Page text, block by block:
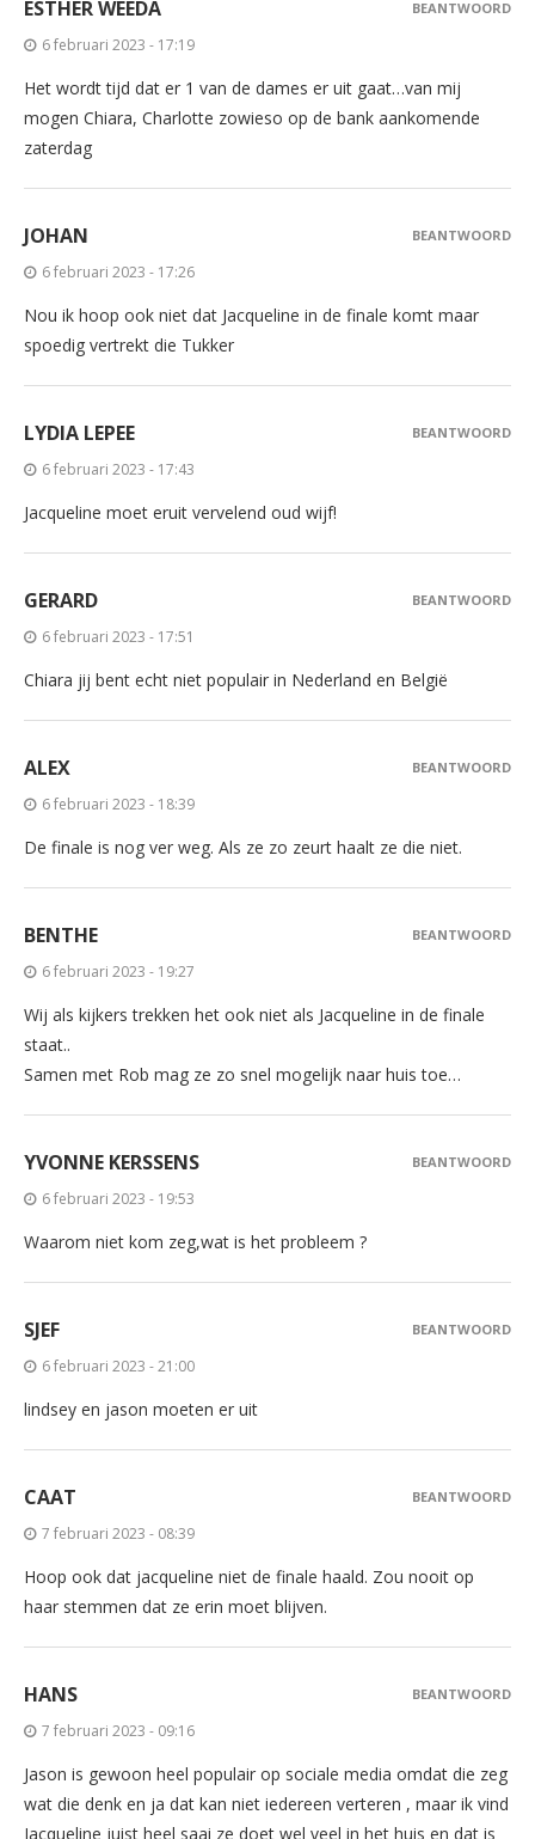
ESTHER WEEDA
6 februari 2023 - 17:19
Het wordt tijd dat er 1 van de dames er uit gaat…van mij
mogen Chiara, Charlotte zowieso op de bank aankomende
zaterdag
BEANTWOORD
JOHAN
6 februari 2023 - 17:26
Nou ik hoop ook niet dat Jacqueline in de finale komt maar
spoedig vertrekt die Tukker
BEANTWOORD
LYDIA LEPEE
6 februari 2023 - 17:43
Jacqueline moet eruit vervelend oud wijf!
BEANTWOORD
GERARD
6 februari 2023 - 17:51
Chiara jij bent echt niet populair in Nederland en België
BEANTWOORD
ALEX
6 februari 2023 - 18:39
De finale is nog ver weg. Als ze zo zeurt haalt ze die niet.
BEANTWOORD
BENTHE
6 februari 2023 - 19:27
Wij als kijkers trekken het ook niet als Jacqueline in de finale
staat..
Samen met Rob mag ze zo snel mogelijk naar huis toe…
BEANTWOORD
YVONNE KERSSENS
6 februari 2023 - 19:53
Waarom niet kom zeg,wat is het probleem ?
BEANTWOORD
SJEF
6 februari 2023 - 21:00
lindsey en jason moeten er uit
BEANTWOORD
CAAT
7 februari 2023 - 08:39
Hoop ook dat jacqueline niet de finale haald. Zou nooit op
haar stemmen dat ze erin moet blijven.
BEANTWOORD
HANS
7 februari 2023 - 09:16
Jason is gewoon heel populair op sociale media omdat die zeg
wat die denk en ja dat kan niet iedereen verteren , maar ik vind
Jacqueline juist heel saai ze doet wel veel in het huis en dat is
BEANTWOORD